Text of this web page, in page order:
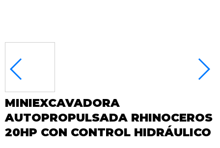
MINIEXCAVADORA
AUTOPROPULSADA RHINOCEROS
20HP CON CONTROL HIDRÁULICO